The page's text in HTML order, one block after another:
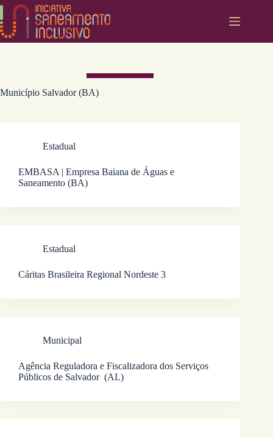
Pular
o
conteúdo
Município Salvador (BA)
Estadual
EMBASA | Empresa Baiana de Águas e
Saneamento (BA)
Estadual
Cáritas Brasileira Regional Nordeste 3
Municipal
Agência Reguladora e Fiscalizadora dos Serviços
Públicos de Salvador (AL)